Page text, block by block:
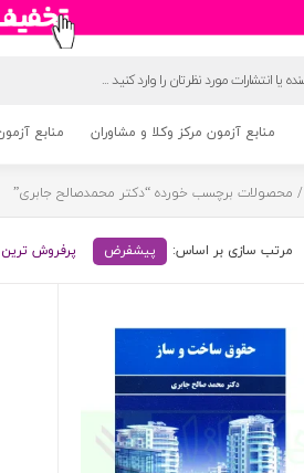
منابع آزمون مرکز وکلا و مشاوران منابع
/ محصولات برچسب خورده “دکتر محمدصالح جابری”
پیشفرض پرفروش